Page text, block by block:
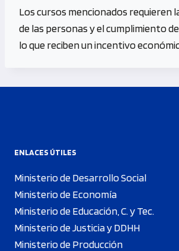
Los cursos mencionados requieren
de las personas y el cumplimiento
lo que reciben un incentivo
ENLACES ÚTILES
Ministerio de Desarrollo Social
Ministerio de Economía
Ministerio de Educación, C. y Tec.
Ministerio de Justicia y DDHH
Ministerio de Producción